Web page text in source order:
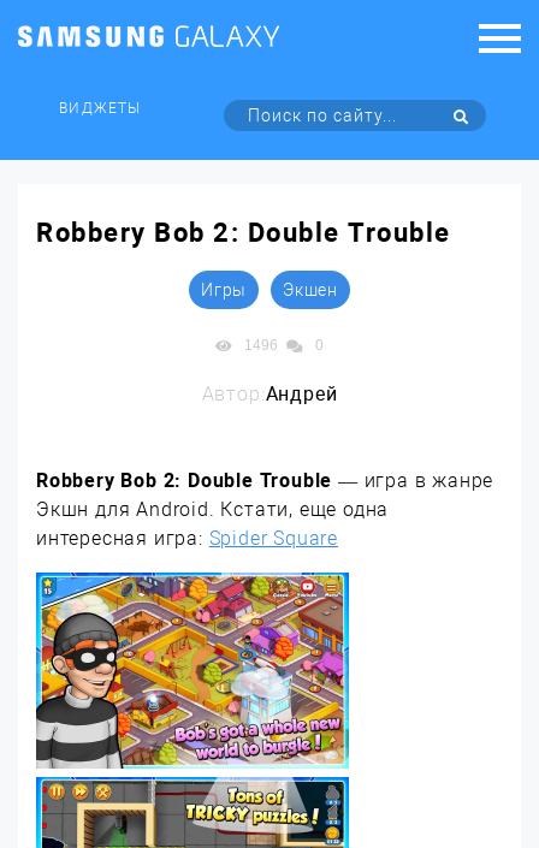
ВИДЖЕТЫ
Robbery Bob 2: Double Trouble
Игры Экшен
1496 0
Автор:Андрей
Robbery Bob 2: Double Trouble — игра в жанре
Экшн для Android. Кстати, еще одна
интересная игра: Spider Square